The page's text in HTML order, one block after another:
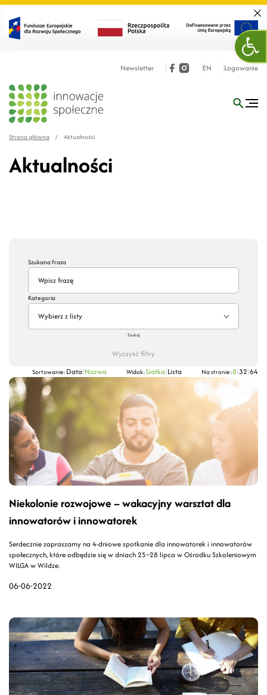
Newsletter EN Logowanie
Strona główna / Aktualności
Aktualności
Szukana fraza
Kategoria
Wybierz z listy
Szukaj
Wyczyść filtry
Sortowanie:Data|Nazwa Widok:Siatka|Lista Na stronie:8|32|64
06-06-2022
Niekolonie rozwojowe – wakacyjny warsztat dla
innowatorów i innowatorek
Serdecznie zapraszamy na 4-dniowe spotkanie dla innowatorek i innowatorów
społecznych, które odbędzie się w dniach 25–28 lipca w Ośrodku Szkoleniowym
WILGA w Wildze.